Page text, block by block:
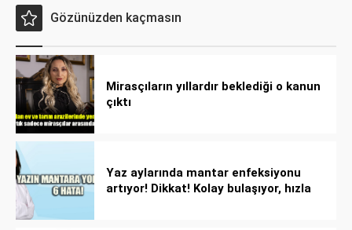
Gözünüzden kaçmasın
Mirasçıların yıllardır beklediği o kanun
çıktı
Yaz aylarında mantar enfeksiyonu
artıyor! Dikkat! Kolay bulaşıyor, hızla